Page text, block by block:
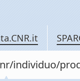
individuo/